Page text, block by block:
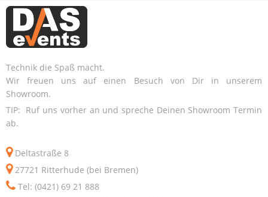
Technik die Spaß macht.
Wir freuen uns auf einen Besuch von Dir in unserem
Showroom.
TIP: Ruf uns vorher an und spreche Deinen Showroom Termin
ab.
Deltastraße 8
27721 Ritterhude (bei Bremen)
Tel: (0421) 69 21 888